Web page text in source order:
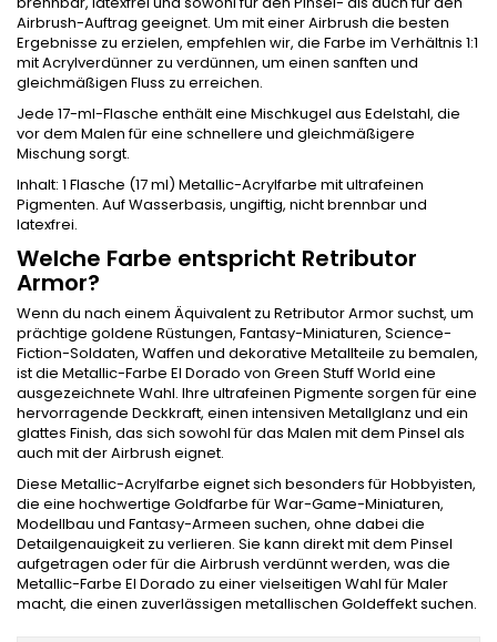
Airbrush-Auftrag geeignet. Um mit einer Airbrush die besten
Ergebnisse zu erzielen, empfehlen wir, die Farbe im Verhältnis 1:1
mit Acrylverdünner zu verdünnen, um einen sanften und
gleichmäßigen Fluss zu erreichen.
Jede 17-ml-Flasche enthält eine Mischkugel aus Edelstahl, die
vor dem Malen für eine schnellere und gleichmäßigere
Mischung sorgt.
Inhalt: 1 Flasche (17 ml) Metallic-Acrylfarbe mit ultrafeinen
Pigmenten. Auf Wasserbasis, ungiftig, nicht brennbar und
latexfrei.
Welche Farbe entspricht Retributor
Armor?
Wenn du nach einem Äquivalent zu Retributor Armor suchst, um
prächtige goldene Rüstungen, Fantasy-Miniaturen, Science-
Fiction-Soldaten, Waffen und dekorative Metallteile zu bemalen,
ist die Metallic-Farbe El Dorado von Green Stuff World eine
ausgezeichnete Wahl. Ihre ultrafeinen Pigmente sorgen für eine
hervorragende Deckkraft, einen intensiven Metallglanz und ein
glattes Finish, das sich sowohl für das Malen mit dem Pinsel als
auch mit der Airbrush eignet.
Diese Metallic-Acrylfarbe eignet sich besonders für Hobbyisten,
die eine hochwertige Goldfarbe für War-Game-Miniaturen,
Modellbau und Fantasy-Armeen suchen, ohne dabei die
Detailgenauigkeit zu verlieren. Sie kann direkt mit dem Pinsel
aufgetragen oder für die Airbrush verdünnt werden, was die
Metallic-Farbe El Dorado zu einer vielseitigen Wahl für Maler
macht, die einen zuverlässigen metallischen Goldeffekt suchen.